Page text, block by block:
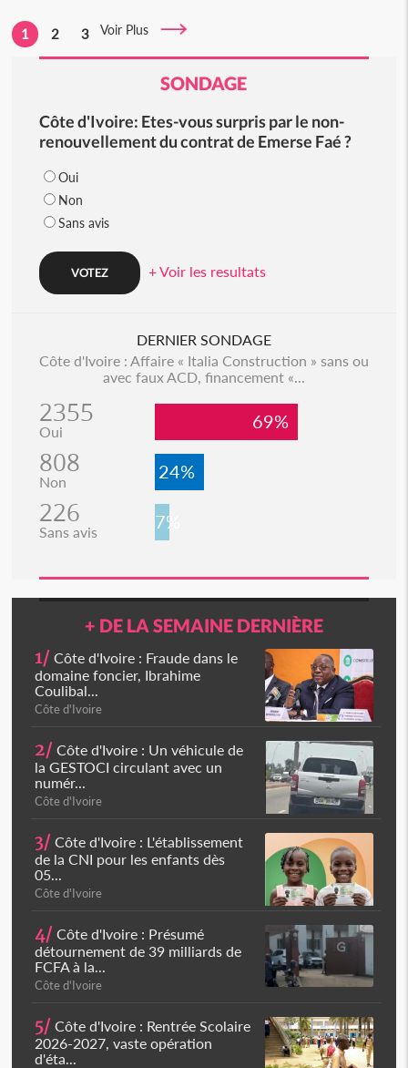
1 2 3 Voir Plus
SONDAGE
Côte d'Ivoire: Etes-vous surpris par le non-
renouvellement du contrat de Emerse Faé ?
Oui
Non
Sans avis
+ Voir les resultats
DERNIER SONDAGE
Côte d'Ivoire : Affaire « Italia Construction » sans ou
avec faux ACD, financement «...
2355
Oui 69%
808
Non 24%
226
Sans avis 7%
+ DE LA SEMAINE DERNIÈRE
1/ Côte d'Ivoire : Fraude dans le
domaine foncier, Ibrahime
Coulibal...
Côte d'Ivoire
2/ Côte d'Ivoire : Un véhicule de
la GESTOCI circulant avec un
numér...
Côte d'Ivoire
3/ Côte d'Ivoire : L'établissement
de la CNI pour les enfants dès
05...
Côte d'Ivoire
4/ Côte d'Ivoire : Présumé
détournement de 39 milliards de
FCFA à la...
Côte d'Ivoire
5/ Côte d'Ivoire : Rentrée Scolaire
2026-2027, vaste opération
d'éta...